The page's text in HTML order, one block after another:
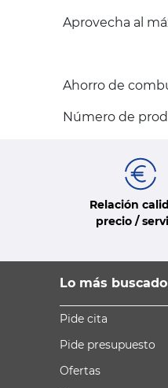
Aprovecha al
Ahorro de
Número de
Relación
precio /
Lo más buscado
Pide cita
Pide presupuesto
Ofertas